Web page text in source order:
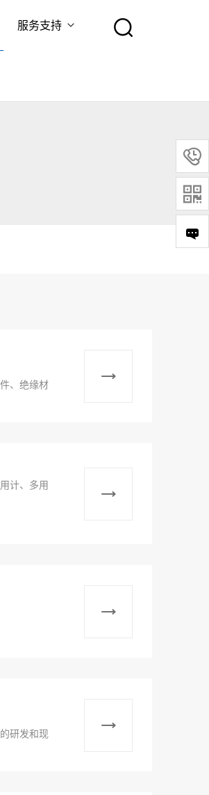
服务支持
、绝缘材
计、多用
研发和现

